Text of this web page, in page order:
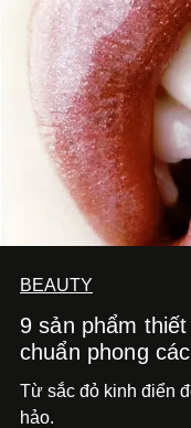
BEAUTY
9 sản phẩm
chuẩn phong
Từ sắc đỏ kinh điển
hảo.